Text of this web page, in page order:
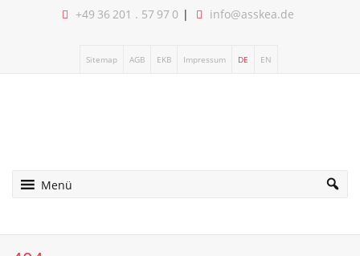
+49 36 201 . 57 97 0 info@asskea.de
Sitemap AGB EKB Impressum DE EN
Menü